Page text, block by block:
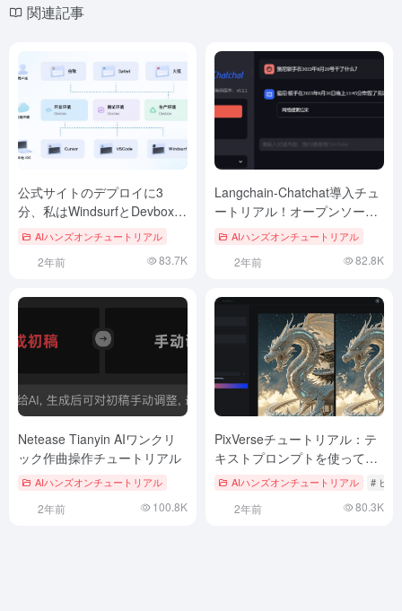
関連記事
公式サイトのデプロイに3
分、私はWindsurfとDevboxの
ワンクリック開発環境を使用
AIハンズオンチュートリアル
2年前 83.7K
Langchain-Chatchat導入チュ
ートリアル！オープンソース
で商用利用可能、完全にロー
ス強化ソリューション
AIハンズオンチュートリアル
2年前 82.8K
Netease Tianyin AIワンクリ
ック作曲操作チュートリアル
AIハンズオンチュートリアル
2年前 100.8K
PixVerseチュートリアル：テ
キストプロンプトを使ってウ
ェブページに動画を生成する
AIハンズオンチュートリアル # ピク
2年前 80.3K